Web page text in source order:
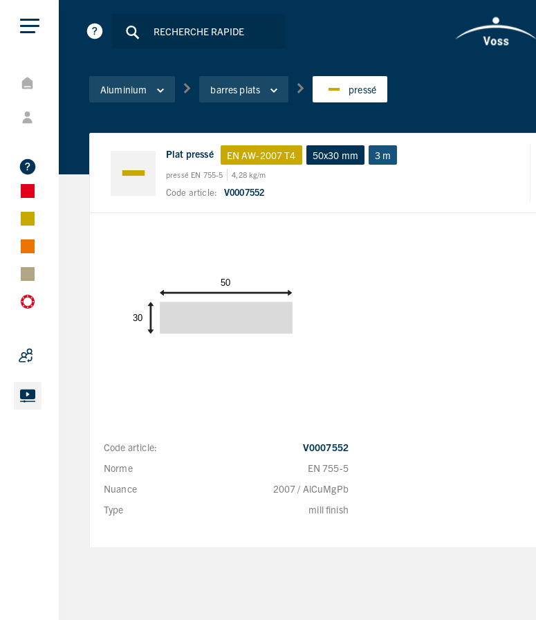
Aluminium barres plats pressé
Plat pressé EN AW-2007 T4 50x30 mm 3 m
pressé EN 755-5 4,28 kg/m
Code article: V0007552
Code article:
V0007552
Norme
EN 755-5
Nuance
2007 / AlCuMgPb
Type
mill finish